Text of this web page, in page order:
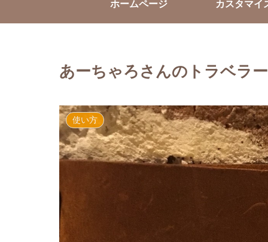
ホームページ カスタマイ
あーちゃろさんのトラベラ
使い方